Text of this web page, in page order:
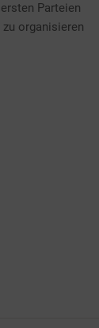
Parteien
zu organisieren